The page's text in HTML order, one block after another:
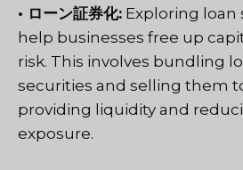
• ローン証券化: Exploring loan
help businesses free up
risk. This involves bundling
securities and selling them
providing liquidity and
exposure.